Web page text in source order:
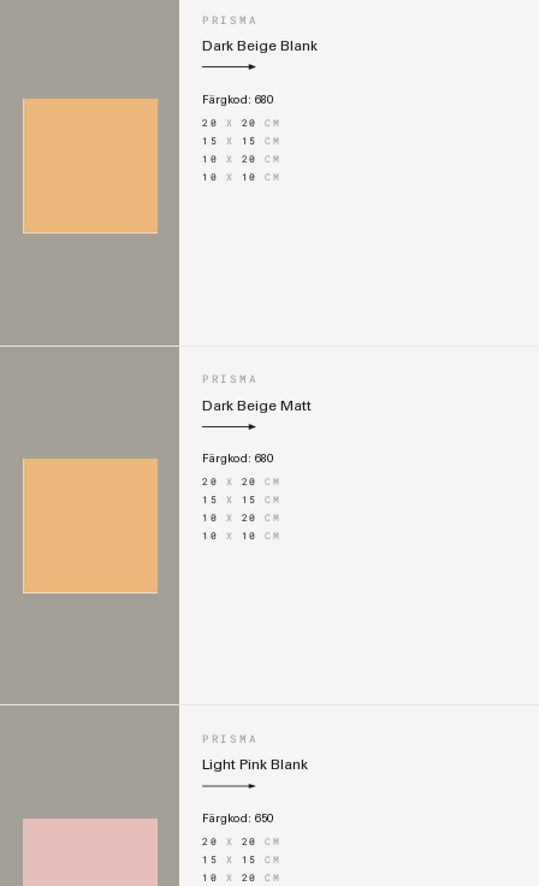
PRISMA
Dark Beige Blank
Färgkod: 680
20 X 20CM
15 X 15CM
10 X 20CM
10 X 10CM
PRISMA
Dark Beige Matt
Färgkod: 680
20 X 20CM
15 X 15CM
10 X 20CM
10 X 10CM
PRISMA
Light Pink Blank
Färgkod: 650
20 X 20CM
15 X 15CM
10 X 20CM